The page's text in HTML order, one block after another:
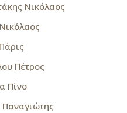
Νικόλαος
Πέτρος
Πίνο
Παναγιώτης